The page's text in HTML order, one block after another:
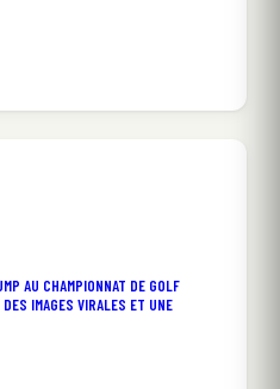
AU CHAMPIONNAT DE GOLF
IMAGES VIRALES ET UNE